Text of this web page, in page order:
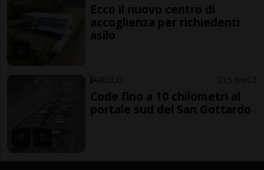
Ecco il nuovo centro di
accoglienza per richiedenti
asilo
AIROLO 15 ore 3
Code fino a 10 chilometri al
portale sud del San Gottardo